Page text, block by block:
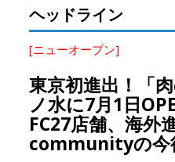
ヘッドライン
[ニューオープン]
東京初進出！「
ノ水に7月1日
FC27店舗、海外
communityの今